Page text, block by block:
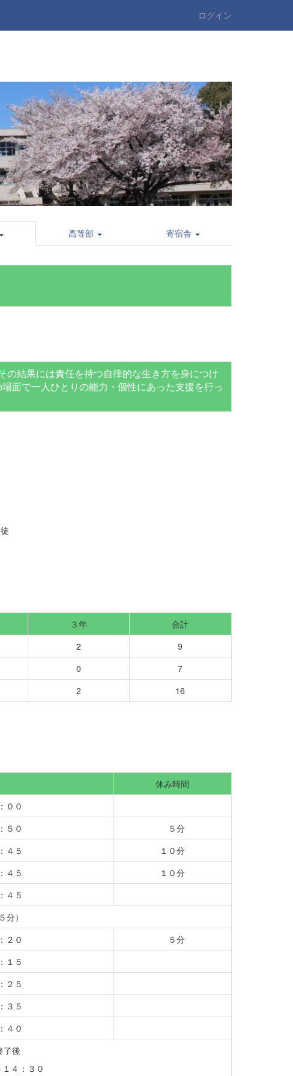
ログイン
高等部 寄宿舎
結果には責任を持つ自律的な生き方を身につけ
面で一人ひとりの能力・個性にあった支援を行っ
３年
合計
2
9
0
7
2 16
休み時間
００
５０
５分
４５
１０分
４５
１０分
４５
）
２０
５分
１５
２５
３５
４０
了後
４：３０